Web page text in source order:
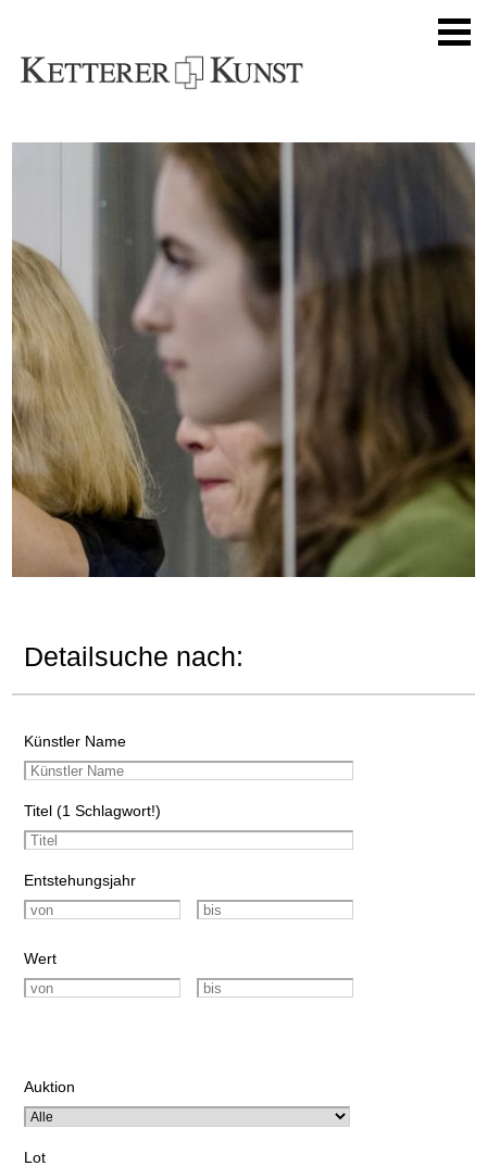
Detailsuche nach:
Künstler Name
Titel (1 Schlagwort!)
Entstehungsjahr
Wert
Auktion
Lot